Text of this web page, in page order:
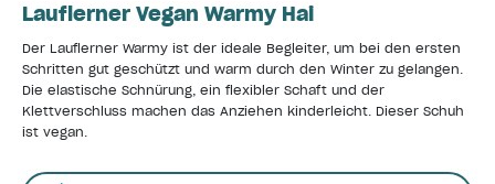
Lauflerner Vegan Warmy Hai
Der Lauflerner Warmy ist der ideale Begleiter, um bei den ersten
Schritten gut geschützt und warm durch den Winter zu gelangen.
Die elastische Schnürung, ein flexibler Schaft und der
Klettverschluss machen das Anziehen kinderleicht. Dieser Schuh
ist vegan.